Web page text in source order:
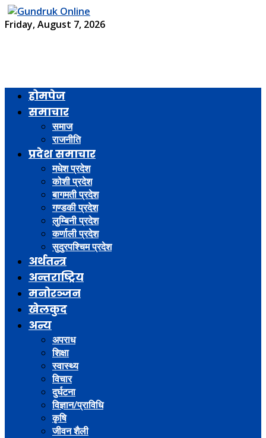
Friday, August 7, 2026
होमपेज
समाचार
समाज
राजनीति
प्रदेश समाचार
मधेश प्रदेश
कोशी प्रदेश
बागमती प्रदेश
गण्डकी प्रदेश
लुम्बिनी प्रदेश
कर्णाली प्रदेश
सुदुरपश्चिम प्रदेश
अर्थतन्त्र
अन्तराष्ट्रिय
मनोरञ्जन
खेलकुद
अन्य
अपराध
शिक्षा
स्वास्थ्य
विचार
दुर्घटना
विज्ञान/प्राविधि
कृषि
जीवन शैली